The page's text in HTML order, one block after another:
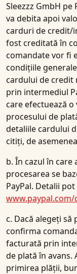
Sleezzz GmbH pe
va debita apoi
carduri de credit/
fost creditată în
comandate vor fi
condițiile
cardului de credit
prin intermediul
care efectuează
procesului de
detaliile cardului
citiți, de
b. În cazul în care
procesarea se
PayPal. Detalii
c. Dacă alegeți să
confirma
facturată prin
de plată în avans.
primirea plății,